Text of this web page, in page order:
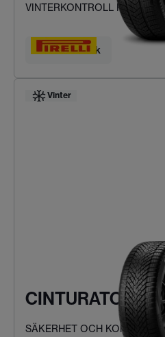
VINTERKONTROLL FÖR
Hitta ditt däck
Vinter
CINTURATO
SÄKERHET OCH KOMFORT